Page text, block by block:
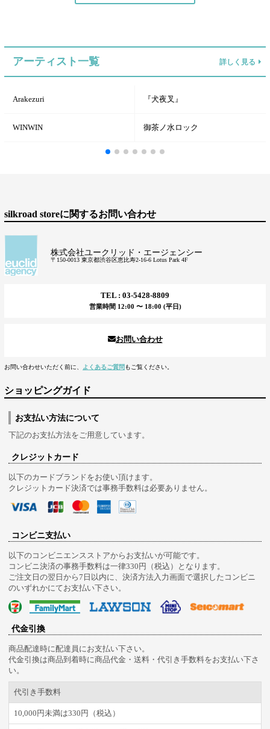
アーティスト一覧 詳しく見る
Arakezuri 『犬夜叉』
WINWIN 御茶ノ水ロック
silkroad storeに関するお問い合わせ
株式会社ユークリッド・エージェンシー
〒150-0013 東京都渋谷区恵比寿2-16-6 Lotus Park 4F
TEL : 03-5428-8809
営業時間 12:00 〜 18:00 (平日)
お問い合わせ
お問い合わせいただく前に、 よくあるご質問 もご覧ください。
ショッピングガイド
お支払い方法について
下記のお支払方法をご用意しています。
クレジットカード
以下のカードブランドをお使い頂けます。
クレジットカード決済では事務手数料は必要ありません。
コンビニ支払い
以下のコンビニエンスストアからお支払いが可能です。
コンビニ決済の事務手数料は一律330円（税込）となります。
ご注文日の翌日から7日以内に、決済方法入力画面で選択したコンビニ
のいずれかにてお支払い下さい。
代金引換
商品配達時に配達員にお支払い下さい。
代金引換は商品到着時に商品代金・送料・代引き手数料をお支払い下さ
い。
代引き手数料
10,000円未満は330円（税込）